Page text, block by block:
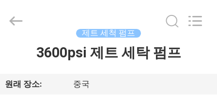
제
2021
제트 세척 펌프
3600psi 제트 세탁 펌프
원래 장소: 중국